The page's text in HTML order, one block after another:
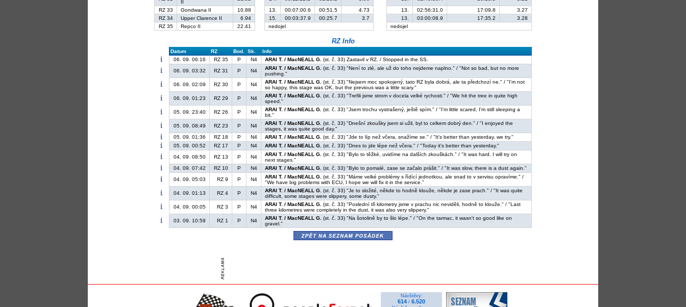
II
RZ 33
Gondwana II 10.88 13. 00:07:00.6 00:51.5 4.73 13. 02:56:31.0 17:09.8
3.27
RZ 34
Upper Clarence II 6.94 15. 00:03:37.9 00:25.7 3.7 13. 03:00:08.9 17:35.2
3.28
RZ 35
Repco II 22.41 nedojel nedojel
RZ Info
Datum RZ Bod. Sk.
Info
06. 09. 06:16
RZ 35 P N4 ARAI T. / MacNEALL G. (st. č. 33) Zastavil v RZ. / Stopped in the SS.
06. 09. 03:32
RZ 31 P N4 ARAI T. / MacNEALL G. (st. č. 33) "Není to zlé, ale už do toho nejdeme naplno." / "Not so bad, but no more
pushing."
06. 09. 02:09
RZ 30 P N4 ARAI T. / MacNEALL G. (st. č. 33) "Nejsem moc spokojený, tato RZ byla dobrá, ale ta předchozí ne." / "I'm not
so happy, this stage was OK, but the previous was a little scary."
06. 09. 01:23
RZ 29 P N4 ARAI T. / MacNEALL G. (st. č. 33) "Trefili jsme strom v docela velké rychosti." / "We hit the tree in quite high
speed."
05. 09. 23:40
RZ 26 P N4 ARAI T. / MacNEALL G. (st. č. 33) "Jsem trochu vystrašený, ještě spím." / "I'm little scared, I'm still sleeping a
bit."
05. 09. 08:49
RZ 23 P N4 ARAI T. / MacNEALL G. (st. č. 33) "Dnešní zkoušky jsem si užil, byl to celkem dobrý den." / "I enjoyed the
stages, it was quite good day."
05. 09. 01:36
RZ 18 P N4 ARAI T. / MacNEALL G. (st. č. 33) "Jde to líp než včera, snažíme se." / "It's better than yesterday, we try."
05. 09. 00:52
RZ 17 P N4 ARAI T. / MacNEALL G. (st. č. 33) "Dnes to jde lépe než včera." / "Today it's better than yesterday."
04. 09. 08:50
RZ 13 P N4 ARAI T. / MacNEALL G. (st. č. 33) "Bylo to těžké, uvidíme na dalších zkouškách." / "It was hard. I will try on
next stages."
04. 09. 07:42
RZ 10 P N4 ARAI T. / MacNEALL G. (st. č. 33) "Bylo to pomalé, zase se začalo prášit." / "It was slow, there is a dust again."
04. 09. 05:03
RZ 9 P N4 ARAI T. / MacNEALL G. (st. č. 33) "Máme velké problémy s řídící jednotkou, ale snad to v servisu opravíme." /
"We have big problems with ECU, I hope we will fix it in the service."
04. 09. 01:13
RZ 4 P N4 ARAI T. / MacNEALL G. (st. č. 33) "Je to složité, někde to hodně klouže, někde je zase prach." / "It was quite
difficult, some stages were slippery, some dusty."
04. 09. 00:05
RZ 3 P N4 ARAI T. / MacNEALL G. (st. č. 33) "Poslední tři kilometry jsme v prachu nic neviděli, hodně to klouže." / "Last
three kilometres were completely in the dust, it was also very slippery."
03. 09. 10:59
RZ 1 P N4 ARAI T. / MacNEALL G. (st. č. 33) "Na šotolině by to šlo lépe." / "On the tarmac, it wasn't so good like on
gravel."
zpět na seznam posádek
Návštěvy:
614 /6.520